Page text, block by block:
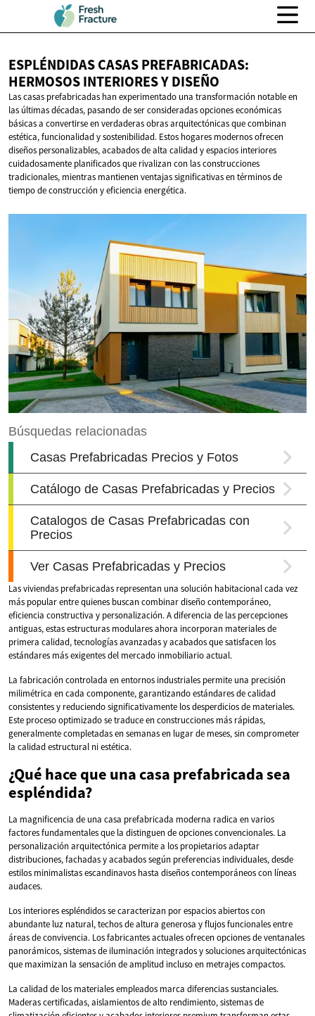
ESPLÉNDIDAS CASAS PREFABRICADAS:
HERMOSOS INTERIORESY DISEÑO
Las casas prefabricadas han experimentado una transformación notable en
las últimas décadas, pasando de ser consideradas opciones económicas
básicas a convertirse en verdaderas obras arquitectónicas que combinan
estética, funcionalidad y sostenibilidad. Estos hogares modernos ofrecen
diseños personalizables, acabados de alta calidad y espacios interiores
cuidadosamente planificados que rivalizan con las construcciones
tradicionales, mientras mantienen ventajas significativas en términos de
tiempo de construcción y eficiencia energética.
Las viviendas prefabricadas representan una solución habitacional cada vez
más popular entre quienes buscan combinar diseño contemporáneo,
eficiencia constructiva y personalización. A diferencia de las percepciones
antiguas, estas estructuras modulares ahora incorporan materiales de
primera calidad, tecnologías avanzadas y acabados que satisfacen los
estándares más exigentes del mercado inmobiliario actual.
La fabricación controlada en entornos industriales permite una precisión
milimétrica en cada componente, garantizando estándares de calidad
consistentes y reduciendo significativamente los desperdicios de materiales.
Este proceso optimizado se traduce en construcciones más rápidas,
generalmente completadas en semanas en lugar de meses, sin comprometer
la calidad estructural ni estética.
¿Qué hace que una casa prefabricada sea
espléndida?
La magnificencia de una casa prefabricada moderna radica en varios
factores fundamentales que la distinguen de opciones convencionales. La
personalización arquitectónica permite a los propietarios adaptar
distribuciones, fachadas y acabados según preferencias individuales, desde
estilos minimalistas escandinavos hasta diseños contemporáneos con líneas
audaces.
Los interiores espléndidos se caracterizan por espacios abiertos con
abundante luz natural, techos de altura generosa y flujos funcionales entre
áreas de convivencia. Los fabricantes actuales ofrecen opciones de ventanales
panorámicos, sistemas de iluminación integrados y soluciones arquitectónicas
que maximizan la sensación de amplitud incluso en metrajes compactos.
La calidad de los materiales empleados marca diferencias sustanciales.
Maderas certificadas, aislamientos de alto rendimiento, sistemas de